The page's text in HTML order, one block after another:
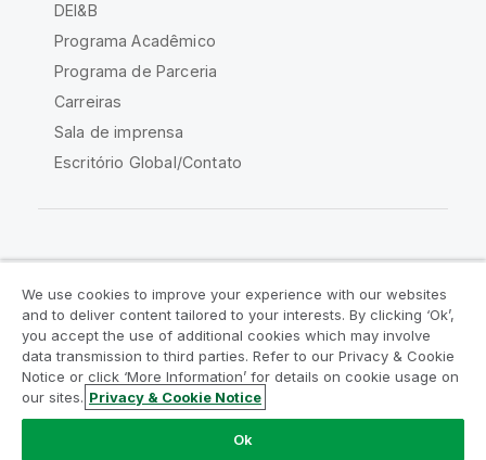
DEI&B
Programa Acadêmico
Programa de Parceria
Carreiras
Sala de imprensa
Escritório Global/Contato
Acordos legais
Termos do produto
Legal Policies
Políticas Legais
Termos de uso
Marcas comerciais
Do Not Share My Info
Copyright © 1993-2026 QlikTech International AB. Todos os
We use cookies to improve your experience with our websites
and to deliver content tailored to your interests. By clicking ‘Ok’,
you accept the use of additional cookies which may involve
data transmission to third parties. Refer to our Privacy & Cookie
Notice or click ‘More Information’ for details on cookie usage on
our sites. Privacy & Cookie Notice
Ok